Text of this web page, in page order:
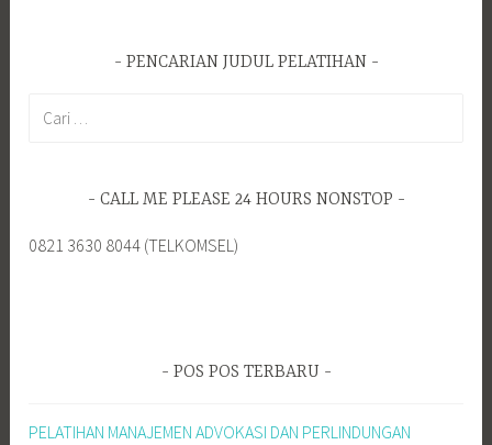
PENCARIAN JUDUL PELATIHAN
CALL ME PLEASE 24 HOURS NONSTOP
0821 3630 8044 (TELKOMSEL)
POS POS TERBARU
PELATIHAN MANAJEMEN ADVOKASI DAN PERLINDUNGAN